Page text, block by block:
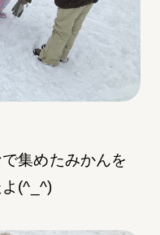
集めたみかんを
(^_^)